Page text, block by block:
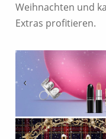
Weihnachten und
Extras profitieren.